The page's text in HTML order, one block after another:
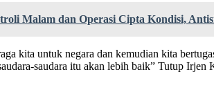
Malam dan Operasi Cipta Kondisi,
kita untuk negara dan kemudian kita
saudara itu akan lebih baik” Tutup